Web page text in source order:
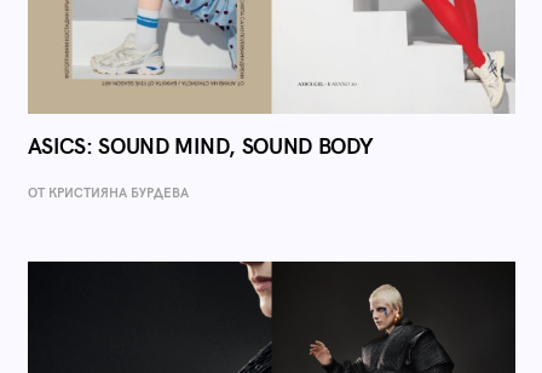
ASICS: SOUND MIND, SOUND BODY
ОТ КРИСТИЯНА БУРДЕВА